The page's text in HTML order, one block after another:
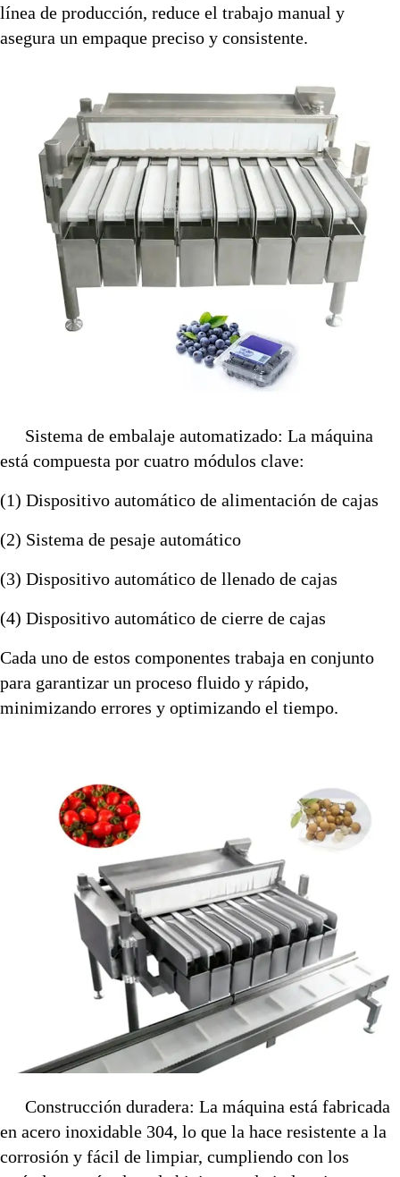
línea de producción, reduce el trabajo manual y
asegura un empaque preciso y consistente.
Sistema de embalaje automatizado: La máquina
está compuesta por cuatro módulos clave:
(1) Dispositivo automático de alimentación de cajas
(2) Sistema de pesaje automático
(3) Dispositivo automático de llenado de cajas
(4) Dispositivo automático de cierre de cajas
Cada uno de estos componentes trabaja en conjunto
para garantizar un proceso fluido y rápido,
minimizando errores y optimizando el tiempo.
Construcción duradera: La máquina está fabricada
en acero inoxidable 304, lo que la hace resistente a la
corrosión y fácil de limpiar, cumpliendo con los